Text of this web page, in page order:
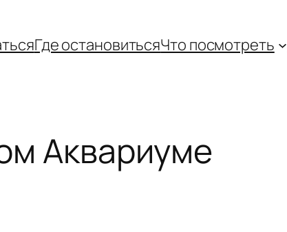
Где остановитьсяЧто посмотреть
Аквариуме